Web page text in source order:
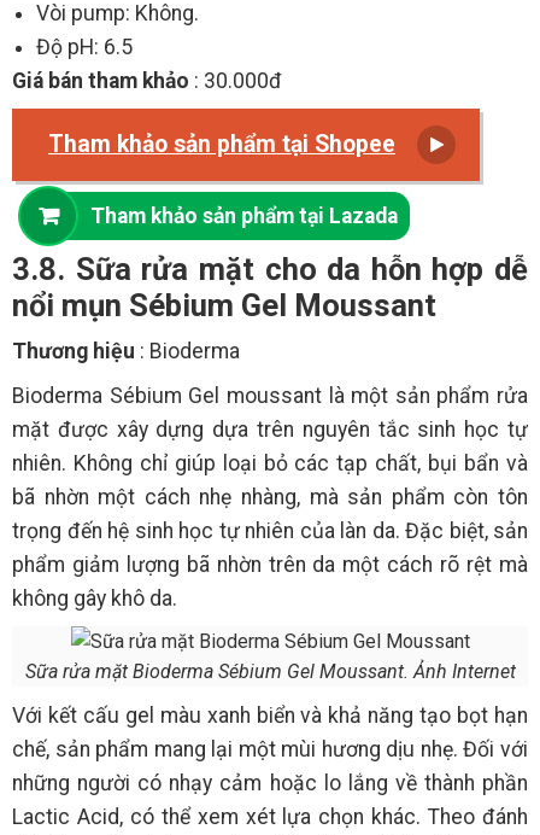
Vòi pump: Không.
Độ pH: 6.5
Giá bán tham khảo : 30.000đ
Tham khảo sản phẩm tại Shopee
Tham khảo sản phẩm tại Lazada
3.8. Sữa rửa mặt cho da hỗn hợp dễ
nổi mụn Sébium Gel Moussant
Thương hiệu : Bioderma
Bioderma Sébium Gel moussant là một sản phẩm rửa
mặt được xây dựng dựa trên nguyên tắc sinh học tự
nhiên. Không chỉ giúp loại bỏ các tạp chất, bụi bẩn và
bã nhờn một cách nhẹ nhàng, mà sản phẩm còn tôn
trọng đến hệ sinh học tự nhiên của làn da. Đặc biệt, sản
phẩm giảm lượng bã nhờn trên da một cách rõ rệt mà
không gây khô da.
Sữa rửa mặt Bioderma Sébium Gel Moussant. Ảnh Internet
Với kết cấu gel màu xanh biển và khả năng tạo bọt hạn
chế, sản phẩm mang lại một mùi hương dịu nhẹ. Đối với
những người có nhạy cảm hoặc lo lắng về thành phần
Lactic Acid, có thể xem xét lựa chọn khác. Theo đánh